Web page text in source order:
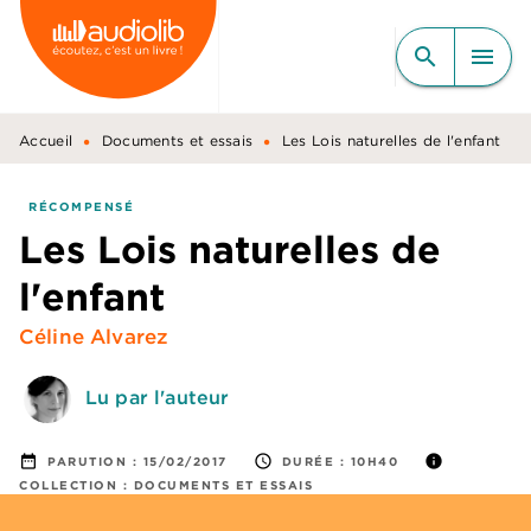
MENU RECHERCHE
CONTENU
PIED DE PAGE
search menu
Accueil • Documents et essais • Les Lois naturelles de l'enfant
RÉCOMPENSÉ
Les Lois naturelles de
l'enfant
Céline Alvarez
Lu par l'auteur
date_range PARUTION : 15/02/2017 access_time DURÉE : 10H40 info
COLLECTION : DOCUMENTS ET ESSAIS